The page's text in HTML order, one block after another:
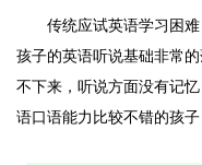
传统应试英语学习困难
孩子的英语听说基础非常
不下来，听说方面没有记
语口语能力比较不错的孩